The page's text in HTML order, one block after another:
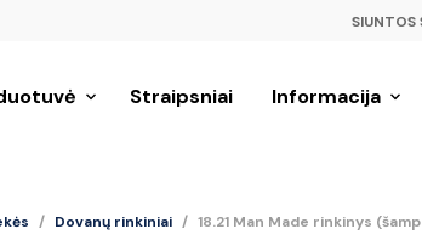
SIUNTOS
Straipsniai Informacija
/ Dovanų rinkiniai / 18.21 Man Made rinkinys